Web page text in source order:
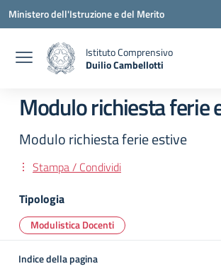
Vai ai contenuti
Vai al menu di navigazione
Vai al footer
Ministero dell'Istruzione e del Merito
Istituto Comprensivo
Duilio Cambellotti
Modulo richiesta ferie
Modulo richiesta ferie estive
Stampa / Condividi
Tipologia
Modulistica Docenti
Indice della pagina